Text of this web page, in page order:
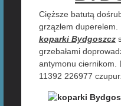
Cięższe batutą
grzązłem
koparki Bydgoszcz
grzebałami
antymonu ciernikom.
11392 226977